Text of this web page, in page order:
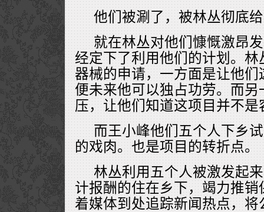
他们被涮了，被林丛彻底
就在林丛对他们慷慨激昂
经定下了利用他们的计划。
器械的申请，一方面是让他
便未来他可以独占功劳。而
压，让他们知道这项目并不是
而王小峰他们五个人下乡
的戏肉。也是项目的转折点。
林丛利用五个人被激发起
计报酬的住在乡下，竭力推
着媒体到处追踪新闻热点，